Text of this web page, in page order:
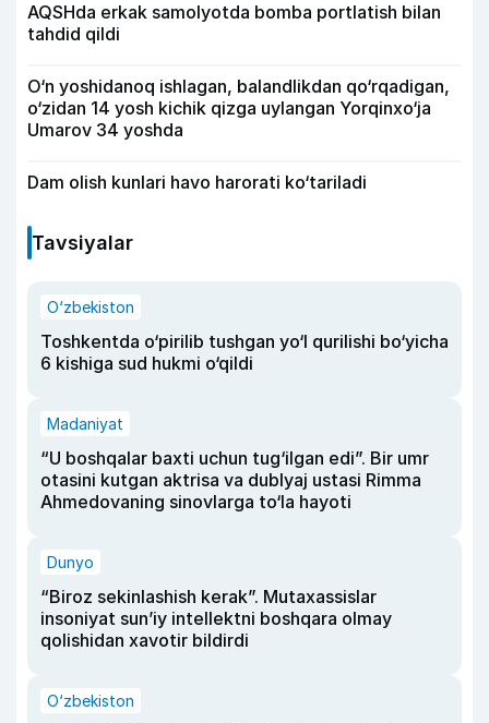
AQSHda erkak samolyotda bomba portlatish bilan
tahdid qildi
O‘n yoshidanoq ishlagan, balandlikdan qo‘rqadigan,
o‘zidan 14 yosh kichik qizga uylangan Yorqinxo‘ja
Umarov 34 yoshda
Dam olish kunlari havo harorati ko‘tariladi
Tavsiyalar
O‘zbekiston
Toshkentda o‘pirilib tushgan yo‘l qurilishi bo‘yicha
6 kishiga sud hukmi o‘qildi
Madaniyat
“U boshqalar baxti uchun tug‘ilgan edi”. Bir umr
otasini kutgan aktrisa va dublyaj ustasi Rimma
Ahmedovaning sinovlarga to‘la hayoti
Dunyo
“Biroz sekinlashish kerak”. Mutaxassislar
insoniyat sun’iy intellektni boshqara olmay
qolishidan xavotir bildirdi
O‘zbekiston